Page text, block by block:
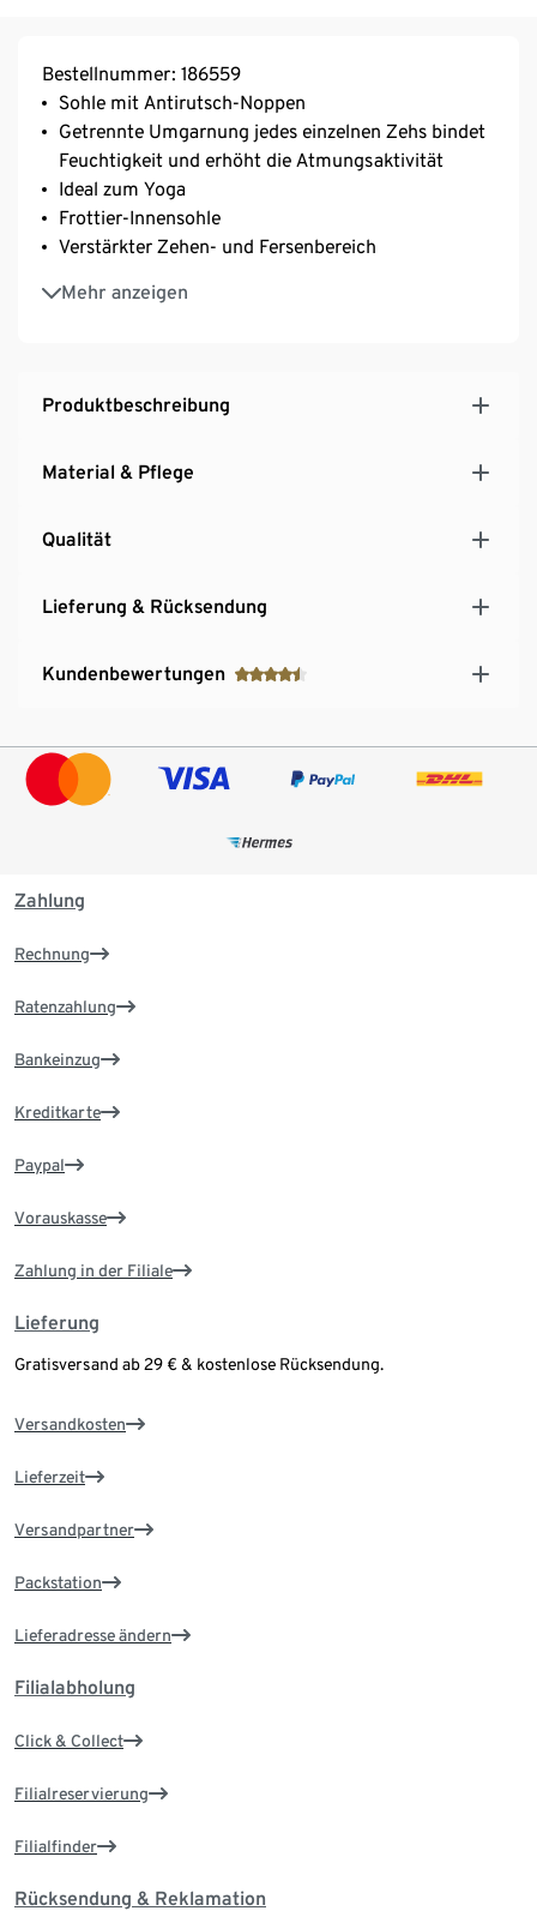
Bestellnummer: 186559
Sohle mit Antirutsch-Noppen
Getrennte Umgarnung jedes einzelnen Zehs bindet
Feuchtigkeit und erhöht die Atmungsaktivität
Ideal zum Yoga
Frottier-Innensohle
Verstärkter Zehen- und Fersenbereich
Mehr anzeigen
Mit Markenelasthan: formbeständig, perfekter Sitz,
hoher Tragekomfort
Mit recyceltem Material
Produktbeschreibung
Material & Pflege
Qualität
Lieferung & Rücksendung
Kundenbewertungen
Zahlung
Rechnung
Ratenzahlung
Bankeinzug
Kreditkarte
Paypal
Vorauskasse
Zahlung in der Filiale
Lieferung
Gratisversand ab 29 € & kostenlose Rücksendung.
Versandkosten
Lieferzeit
Versandpartner
Packstation
Lieferadresse ändern
Filialabholung
Click & Collect
Filialreservierung
Filialfinder
Rücksendung & Reklamation